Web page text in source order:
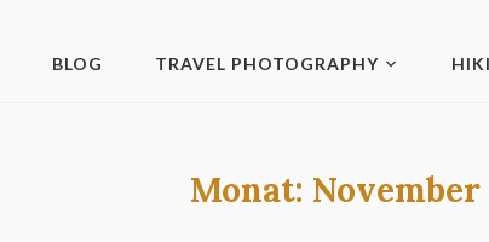
BLOG TRAVEL PHOTOGRAPHY
Monat: November